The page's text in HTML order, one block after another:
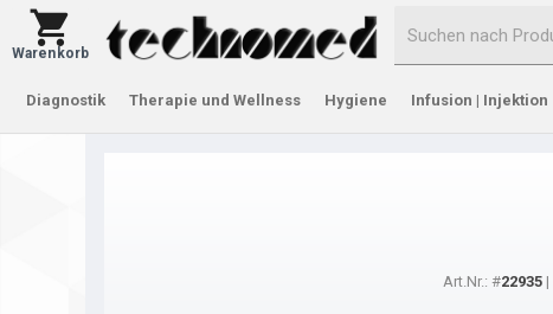
Warenkorb
Diagnostik Therapie und Wellness Hygiene Infusion | Injektion
Art.Nr.: #22935|